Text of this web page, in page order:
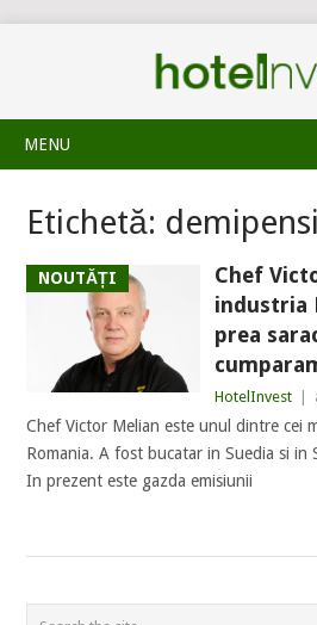
MENU
Etichetă:
NOUTĂȚI
Chef
industria
prea
HotelInvest
Chef Victor Melian este unul dintre cei
Romania. A fost bucatar in Suedia si in
In prezent este gazda emisiunii
POSTS